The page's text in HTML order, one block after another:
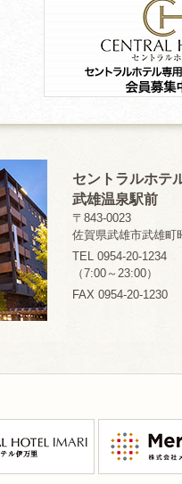
セントラルホテ
武雄温泉駅前
〒843-0023
佐賀県武雄市武雄町
TEL 0954-20-1234
（7:00～23:00）
FAX 0954-20-1230